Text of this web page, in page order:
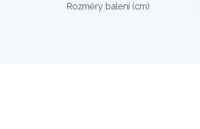
Rozměry balení (cm)